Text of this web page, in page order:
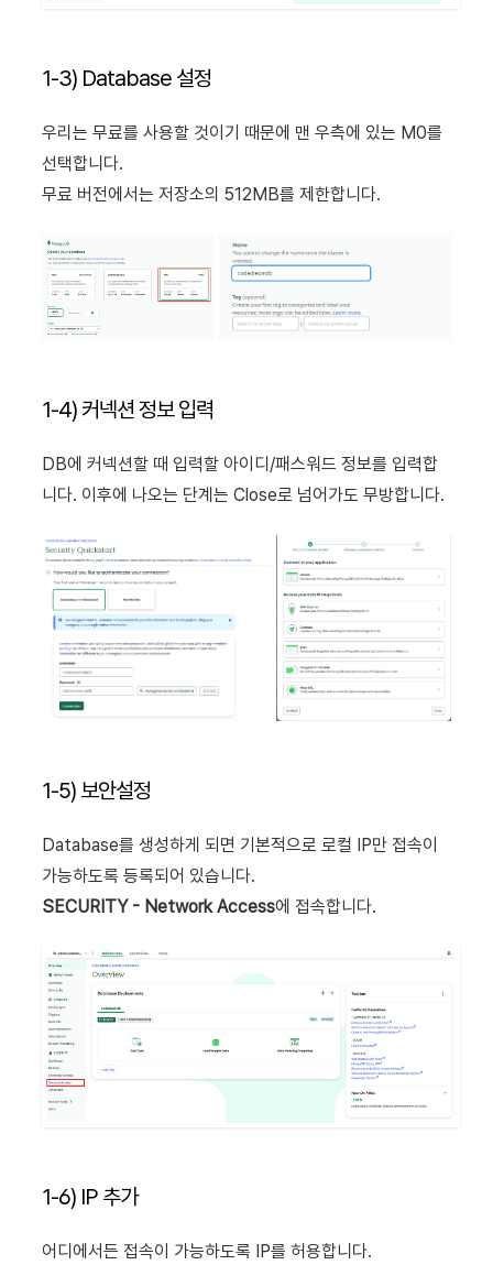
1-3) Database 설정
우리는 무료를 사용할 것이기 때문에 맨 우측에 있는 M0를
선택합니다.
무료 버전에서는 저장소의 512MB를 제한합니다.
1-4) 커넥션 정보 입력
DB에 커넥션할 때 입력할 아이디/패스워드 정보를 입력합
니다. 이후에 나오는 단계는 Close로 넘어가도 무방합니다.
1-5) 보안설정
Database를 생성하게 되면 기본적으로 로컬 IP만 접속이
가능하도록 등록되어 있습니다.
SECURITY - Network Access에 접속합니다.
1-6) IP 추가
어디에서든 접속이 가능하도록 IP를 허용합니다.